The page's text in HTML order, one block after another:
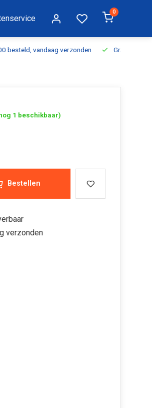
0
besteld, vandaag verzonden Gratis
1 beschikbaar)
Bestellen
verzonden